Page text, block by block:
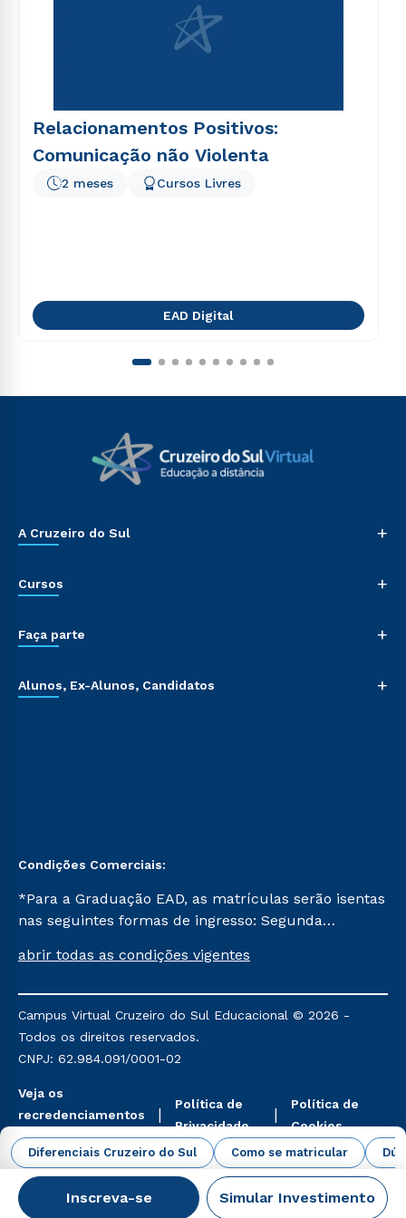
Diferenciais Cruzeiro do Sul Como se matricular
Inscreva-se Simular Investimento
Relacionamentos Positivos:
Comunicação não Violenta
2 meses Cursos Livres
EAD Digital
A Cruzeiro do Sul +
Cursos +
Faça parte +
Alunos, Ex-Alunos, Candidatos +
Condições Comerciais:
*Para a Graduação EAD, as matrículas serão isentas
nas seguintes formas de ingresso: Segunda
Já para as demais, a taxa de matrícula será de R$
mencionadas são referentes aos cursos: Ensino
Religioso, Geografia para a Docência e Metodologia
do Ensino de História: Questões Atuais.
abrir todas as condições vigentes
Campus Virtual Cruzeiro do Sul Educacional © 2026 -
Todos os direitos reservados.
CNPJ: 62.984.091/0001-02
Veja os
recredenciamentos
aqui
Política de
Privacidade
Política de
Cookies